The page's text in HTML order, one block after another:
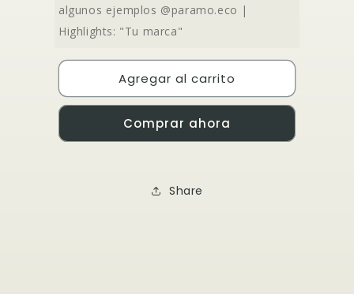
algunos ejemplos @paramo.eco |
Highlights: "Tu marca"
Agregar al carrito
Comprar ahora
Share